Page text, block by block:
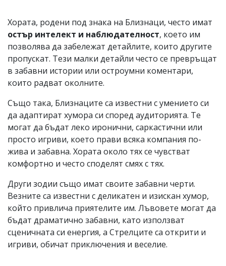
Хората, родени под знака на Близнаци, често имат
остър интелект и наблюдателност, което им
позволява да забележат детайлите, които другите
пропускат. Тези малки детайли често се превръщат
в забавни истории или остроумни коментари,
които радват околните.
Също така, Близнаците са известни с умението си
да адаптират хумора си според аудиторията. Те
могат да бъдат леко иронични, саркастични или
просто игриви, което прави всяка компания по-
жива и забавна. Хората около тях се чувстват
комфортно и често споделят смях с тях.
Други зодии също имат своите забавни черти.
Везните са известни с деликатен и изискан хумор,
който привлича приятелите им. Лъвовете могат да
бъдат драматично забавни, като използват
сценичната си енергия, а Стрелците са открити и
игриви, обичат приключения и веселие.